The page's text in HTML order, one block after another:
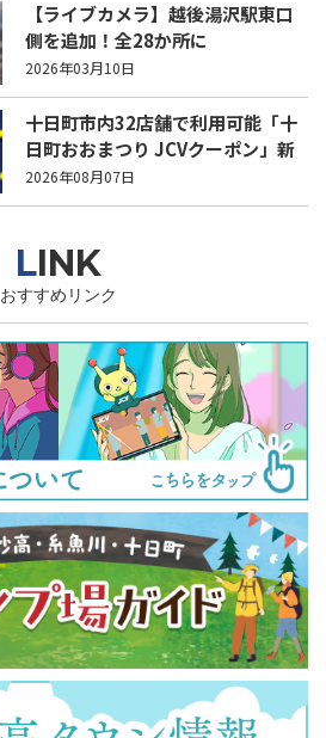
【ライブカメラ】越後湯沢駅東口
側を追加！全28か所に
2026年03月10日
十日町市内32店舗で利用可能「十
日町おおまつり JCVクーポン」新
聞折込をご覧ください！
2026年08月07日
LINK
おすすめリンク